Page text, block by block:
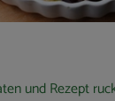
und Rezept